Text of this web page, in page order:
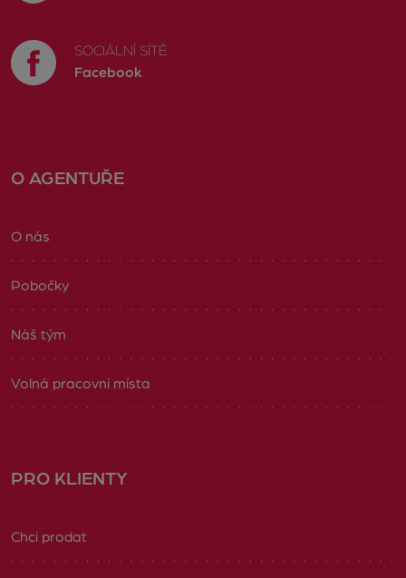
SOCIÁLNÍ SÍTĚ
Facebook
O AGENTUŘE
O nás
Pobočky
Náš tým
Volná pracovní místa
PRO KLIENTY
Chci prodat